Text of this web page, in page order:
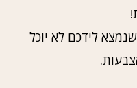
לידכם לא יוכל